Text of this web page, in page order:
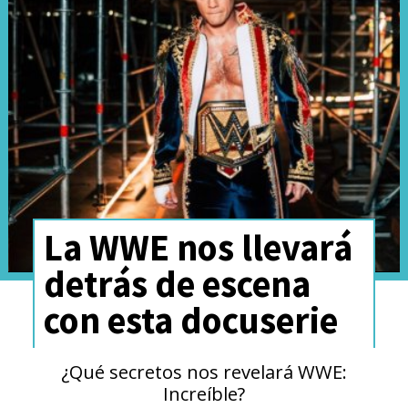
•Sol Ruca (c) vs Kelani Jordan,
Campeonato Femenino
Norteamericano
La WWE nos llevará
detrás de escena
con esta docuserie
¿Qué secretos nos revelará WWE:
Increíble?